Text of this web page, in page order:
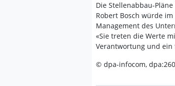
Die Stellenabbau-
Robert Bosch würde
Management des
«Sie treten die Werte
Verantwortung und ein
© dpa-infocom,